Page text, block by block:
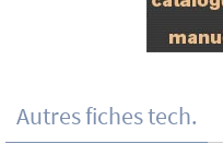
Autres fiches tech.